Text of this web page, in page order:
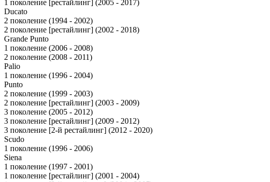
1 поколение [рестайлинг] (2005 - 2017)
Ducato
2 поколение (1994 - 2002)
2 поколение [рестайлинг] (2002 - 2018)
Grande Punto
1 поколение (2006 - 2008)
2 поколение (2008 - 2011)
Palio
1 поколение (1996 - 2004)
Punto
2 поколение (1999 - 2003)
2 поколение [рестайлинг] (2003 - 2009)
3 поколение (2005 - 2012)
3 поколение [рестайлинг] (2009 - 2012)
3 поколение [2-й рестайлинг] (2012 - 2020)
Scudo
1 поколение (1996 - 2006)
Siena
1 поколение (1997 - 2001)
1 поколение [рестайлинг] (2001 - 2004)